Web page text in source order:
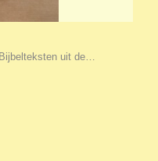
uit de…